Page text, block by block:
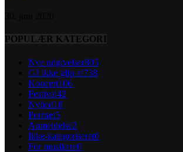
POPULÆR KATEGORI
Nye udgivelser805
Gå ikke glip af738
Koncert106
Festival42
Nyhed18
Portræt5
Anmeldelse2
Ikke-kategoriseret0
For musikere0